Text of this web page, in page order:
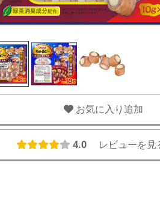
お気に入り追加
4.0 レビューを見